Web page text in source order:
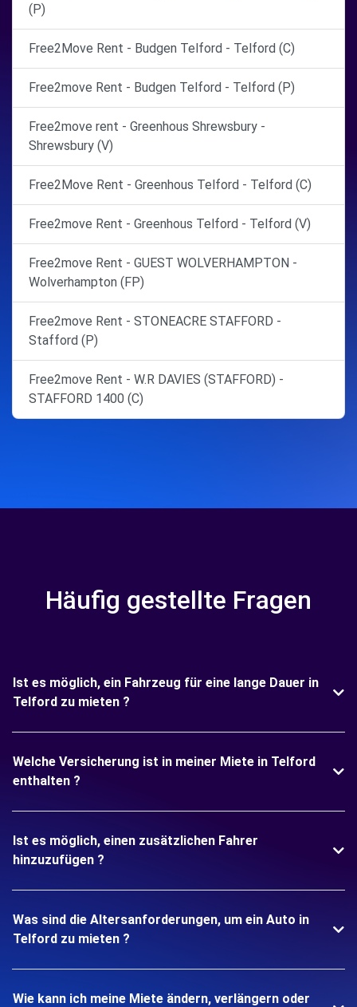
(P)
Free2Move Rent - Budgen Telford - Telford (C)
Free2move Rent - Budgen Telford - Telford (P)
Free2move rent - Greenhous Shrewsbury -
Shrewsbury (V)
Free2Move Rent - Greenhous Telford - Telford (C)
Free2move Rent - Greenhous Telford - Telford (V)
Free2move Rent - GUEST WOLVERHAMPTON -
Wolverhampton (FP)
Free2move Rent - STONEACRE STAFFORD -
Stafford (P)
Free2move Rent - W.R DAVIES (STAFFORD) -
STAFFORD 1400 (C)
Häufig gestellte Fragen
Ist es möglich, ein Fahrzeug für eine lange Dauer in
Telford zu mieten ?
Welche Versicherung ist in meiner Miete in Telford
enthalten ?
Ist es möglich, einen zusätzlichen Fahrer
hinzuzufügen ?
Was sind die Altersanforderungen, um ein Auto in
Telford zu mieten ?
Wie kann ich meine Miete ändern, verlängern oder